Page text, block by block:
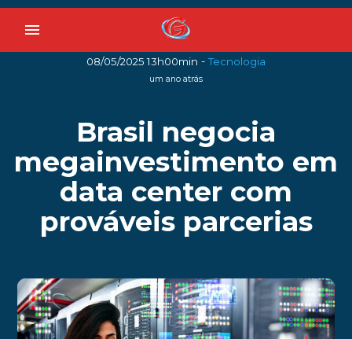
menu
08/05/2025 13h00min -Tecnologia
um ano atrás
Brasil negocia
megainvestimento em
data center com
prováveis parcerias